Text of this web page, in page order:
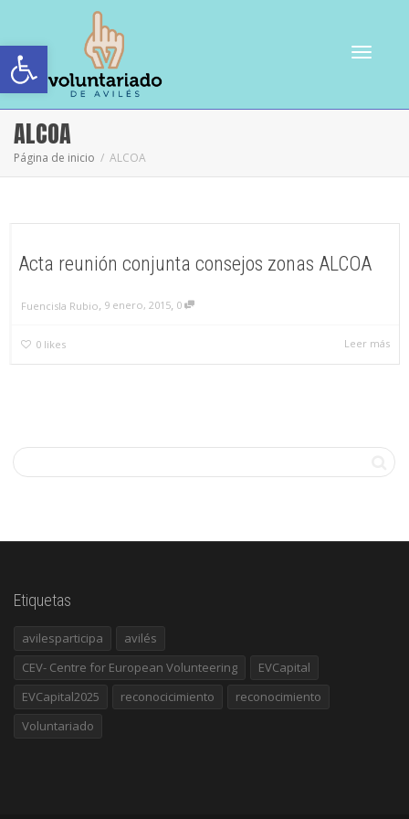
Abrir barra de herramientas
ALCOA
Página de inicio ALCOA
Acta reunión conjunta consejos zonas ALCOA
Fuencisla Rubio, 9 enero, 2015, 0
0 likes Leer más
Etiquetas
avilesparticipa
avilés
CEV- Centre for European Volunteering
EVCapital
EVCapital2025
reconocicimiento
reconocimiento
Voluntariado